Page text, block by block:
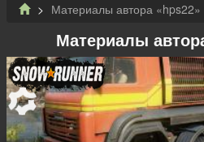
Материалы автора «hps22»
Материалы